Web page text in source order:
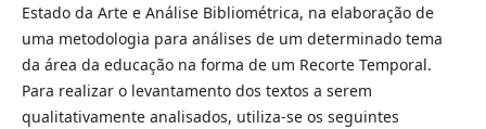
Estado da Arte e Análise Bibliométrica, na elaboração de
uma metodologia para análises de um determinado tema
da área da educação na forma de um Recorte Temporal.
Para realizar o levantamento dos textos a serem
qualitativamente analisados, utiliza-se os seguintes